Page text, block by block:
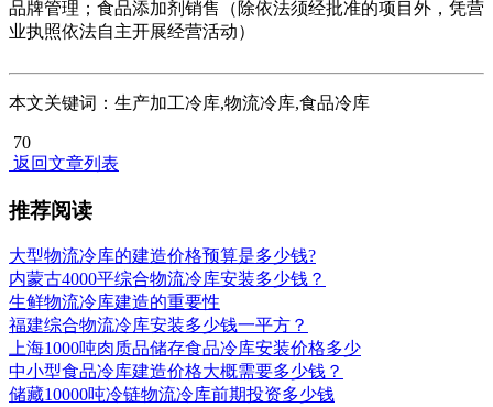
品牌管理；食品添加剂销售（除依法须经批准的项目外，凭营
业执照依法自主开展经营活动）
本文关键词：生产加工冷库,物流冷库,食品冷库
70
返回文章列表
推荐阅读
大型物流冷库的建造价格预算是多少钱?
内蒙古4000平综合物流冷库安装多少钱？
生鲜物流冷库建造的重要性
福建综合物流冷库安装多少钱一平方？
上海1000吨肉质品储存食品冷库安装价格多少
中小型食品冷库建造价格大概需要多少钱？
储藏10000吨冷链物流冷库前期投资多少钱